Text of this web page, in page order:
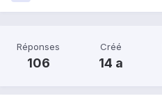
Réponses
106
Créé
14 a